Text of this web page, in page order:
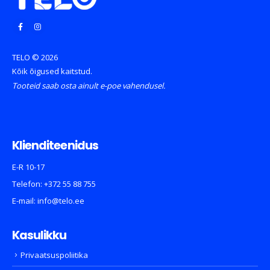
TELO © 2026
Kõik õigused kaitstud.
Tooteid saab osta ainult e-poe vahendusel.
Klienditeenidus
E-R 10-17
Telefon: +372 55 88 755
E-mail: info@telo.ee
Kasulikku
Privaatsuspoliitika